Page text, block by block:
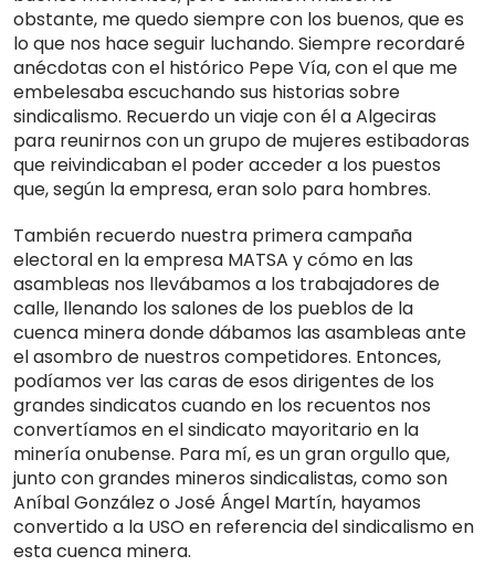
obstante, me quedo siempre con los buenos, que es
lo que nos hace seguir luchando. Siempre recordaré
anécdotas con el histórico Pepe Vía, con el que me
embelesaba escuchando sus historias sobre
sindicalismo. Recuerdo un viaje con él a Algeciras
para reunirnos con un grupo de mujeres estibadoras
que reivindicaban el poder acceder a los puestos
que, según la empresa, eran solo para hombres.
También recuerdo nuestra primera campaña
electoral en la empresa MATSA y cómo en las
asambleas nos llevábamos a los trabajadores de
calle, llenando los salones de los pueblos de la
cuenca minera donde dábamos las asambleas ante
el asombro de nuestros competidores. Entonces,
podíamos ver las caras de esos dirigentes de los
grandes sindicatos cuando en los recuentos nos
convertíamos en el sindicato mayoritario en la
minería onubense. Para mí, es un gran orgullo que,
junto con grandes mineros sindicalistas, como son
Aníbal González o José Ángel Martín, hayamos
convertido a la USO en referencia del sindicalismo en
esta cuenca minera.